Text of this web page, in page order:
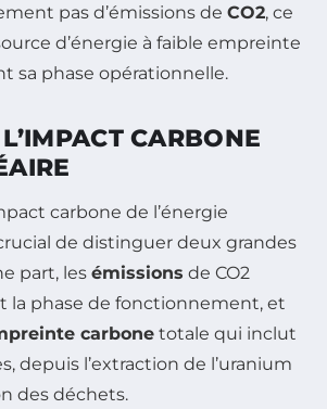
pas d’émissions de CO2, ce
d’énergie à faible empreinte
sa phase opérationnelle.
CARBONE
carbone de l’énergie
de distinguer deux grandes
part, les émissions de CO2
la phase de fonctionnement, et
carbone totale qui inclut
depuis l’extraction de l’uranium
des déchets.